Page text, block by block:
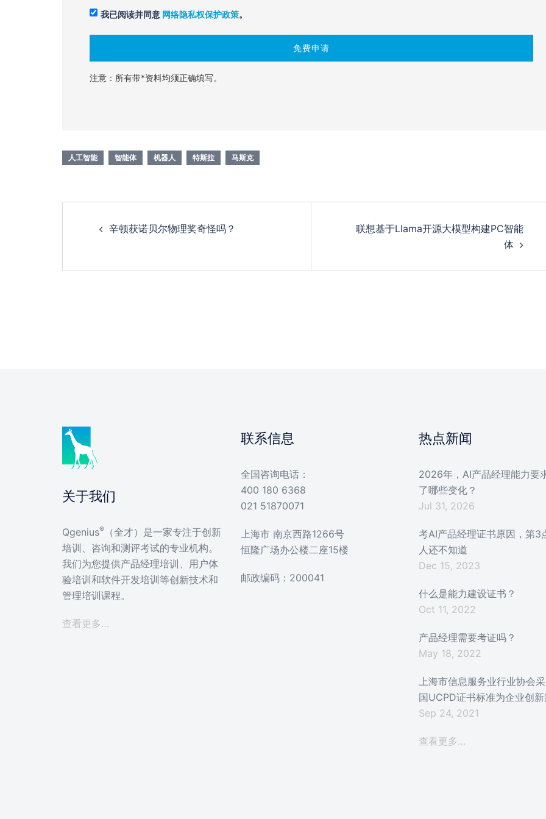
我已阅读并同意 网络隐私权保护政策。
注意：所有带*资料均须正确填写。
人工智能 智能体 机器人 特斯拉 马斯克
navigation
辛顿获诺贝尔物理奖奇怪吗？
联想基于Llama开源大模型构建PC智能
体
关于我们
Qgenius®
（全才）是一家专注于创新
培训、咨询和测评考试的专业机构。
我们为您提供产品经理培训、用户体
验培训和软件开发培训等创新技术和
管理培训课程。
查看更多…
联系信息
全国咨询电话：
400 180 6368
021 51870071
上海市 南京西路1266号
恒隆广场办公楼二座15楼
邮政编码：200041
热点新闻
2026年，AI产品经理能力要
了哪些变化？
Jul 31, 2026
考AI产品经理证书原因，第3
人还不知道
Dec 15, 2023
什么是能力建设证书？
Oct 11, 2022
产品经理需要考证吗？
May 18, 2022
上海市信息服务业行业协会
国UCPD证书标准为企业创
Sep 24, 2021
查看更多…